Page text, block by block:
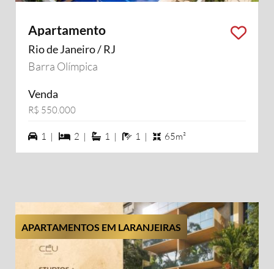
Apartamento
Rio de Janeiro / RJ
Barra Olímpica
Venda
R$ 550.000
1 vagas na garagem
1 | 2 dormiórios
2 | 1 suítes
1 | 1 banheiros
1 | 65m²
APARTAMENTOS EM LARANJEIRAS